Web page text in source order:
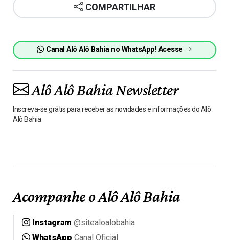
COMPARTILHAR
Canal Alô Alô Bahia no WhatsApp! Acesse
Alô Alô Bahia Newsletter
Inscreva-se grátis para receber as novidades e informações do Alô
Alô Bahia
Acompanhe o Alô Alô Bahia
Instagram @sitealoalobahia
WhatsApp Canal Oficial